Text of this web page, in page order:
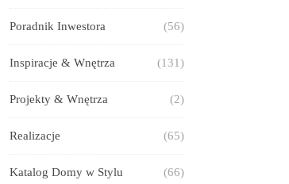
Poradnik Inwestora (56)
Inspiracje & Wnętrza (131)
Projekty & Wnętrza (2)
Realizacje (65)
Katalog Domy w Stylu (66)